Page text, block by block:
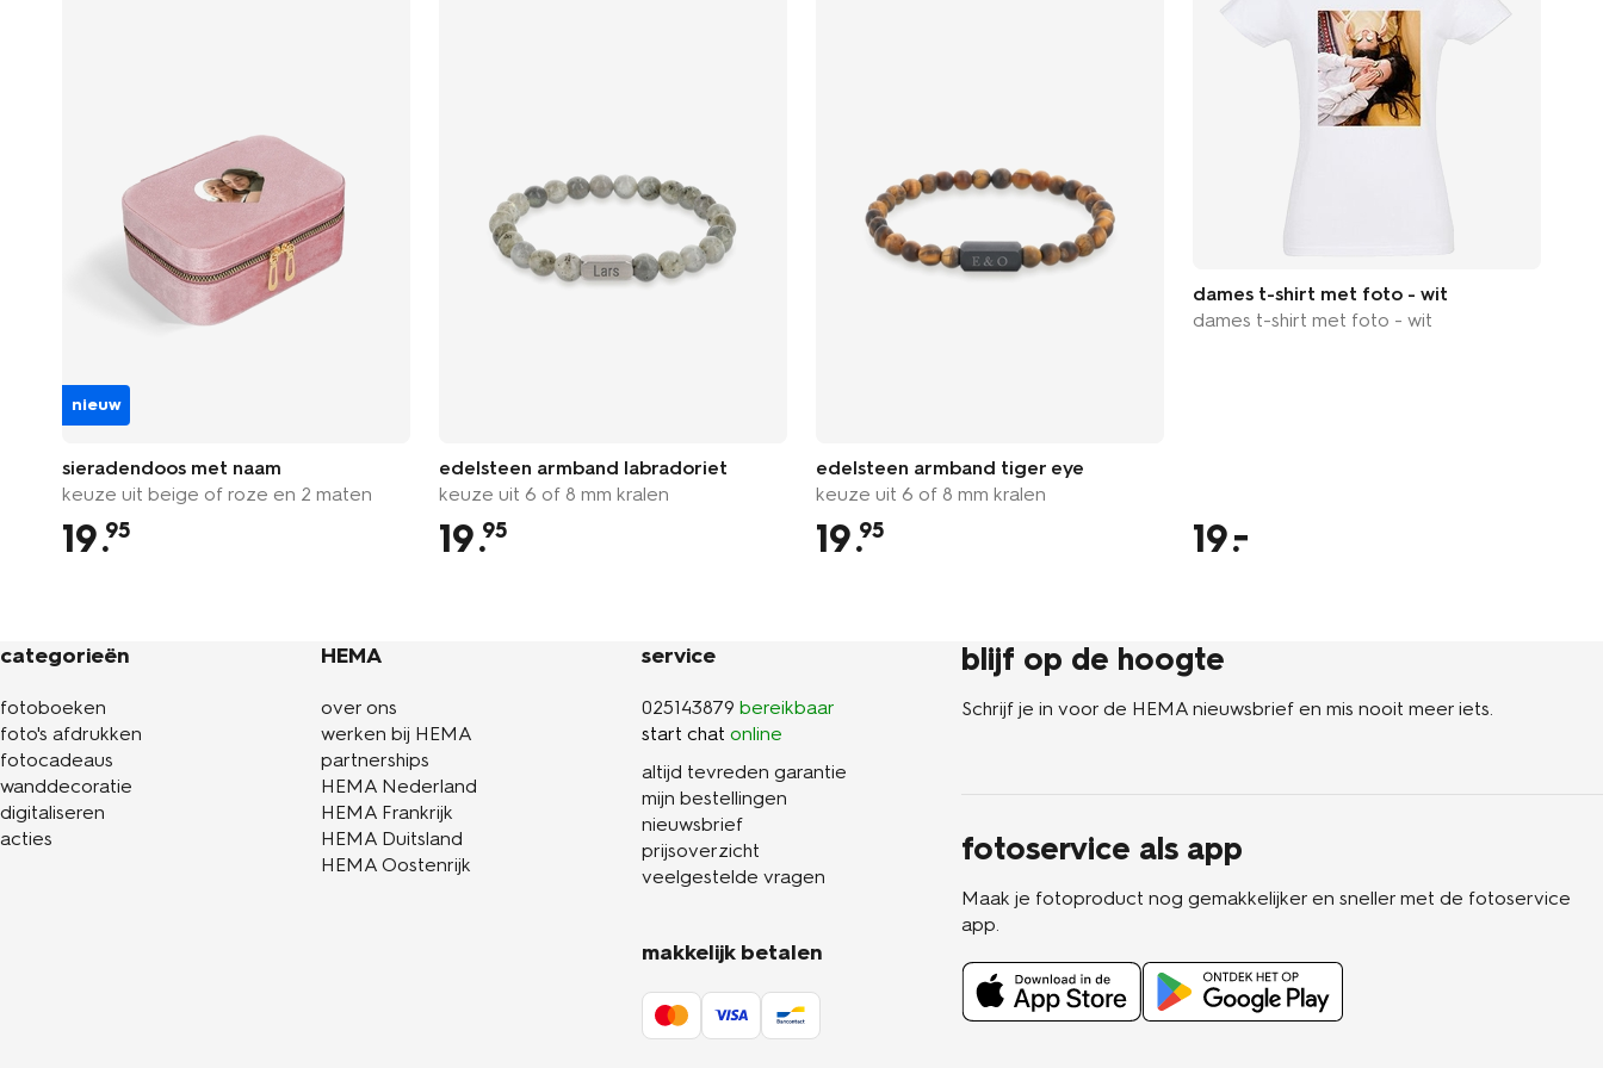
nieuw
sieradendoos met naam
keuze uit beige of roze en 2 maten
19.95
edelsteen armband labradoriet
keuze uit 6 of 8 mm kralen
19.95
edelsteen armband tiger eye
keuze uit 6 of 8 mm kralen
19.95
dames t-shirt met foto - wit
dames t-shirt met foto - wit
19
categorieën
fotoboeken
foto's afdrukken
fotocadeaus
wanddecoratie
digitaliseren
acties
HEMA
over ons
werken bij HEMA
partnerships
HEMA Nederland
HEMA Frankrijk
HEMA Duitsland
HEMA Oostenrijk
service
025143879 bereikbaar
start chat online
altijd tevreden garantie
mijn bestellingen
nieuwsbrief
prijsoverzicht
veelgestelde vragen
makkelijk betalen
blijf op de hoogte
Schrijf je in voor de HEMA nieuwsbrief en mis nooit meer iets.
fotoservice als app
Maak je fotoproduct nog gemakkelijker en sneller met de fotoservice
app.